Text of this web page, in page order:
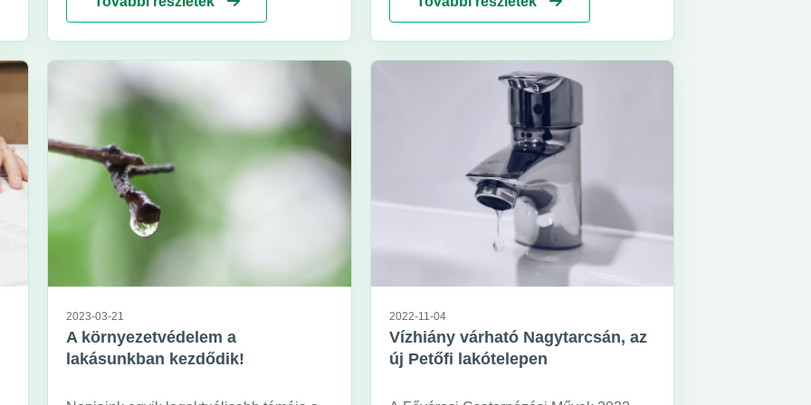
a Magyar Energetikai és Közmű-
szabályozási Hivatal jóváhagyásával
2023. június 15-ei hatállyal megváltozott.
2023-03-21
A környezetvédelem a
lakásunkban kezdődik!
2022-11-04
Vízhiány várható Nagytarcsán, az
új Petőfi lakótelepen